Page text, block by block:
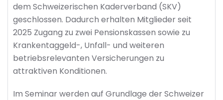
dem Schweizerischen Kaderverband (SKV)
geschlossen. Dadurch erhalten Mitglieder seit
2025 Zugang zu zwei Pensionskassen sowie zu
Krankentaggeld-, Unfall- und weiteren
betriebsrelevanten Versicherungen zu
attraktiven Konditionen.
Im Seminar werden auf Grundlage der Schweizer